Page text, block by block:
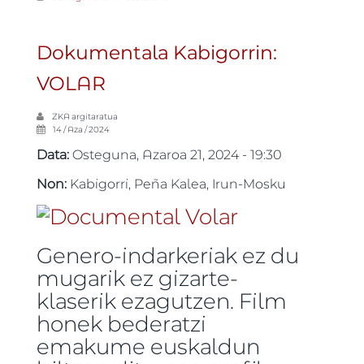
Dokumentala Kabigorrin:
VOLAR
ZKA argitaratua
14 / Aza / 2024
Data:Osteguna, Azaroa 21, 2024 - 19:30
Non: Kabigorri, Peña Kalea, Irun-Mosku
Genero-indarkeriak ez du
mugarik ez gizarte-
klaserik ezagutzen. Film
honek bederatzi
emakume euskaldun